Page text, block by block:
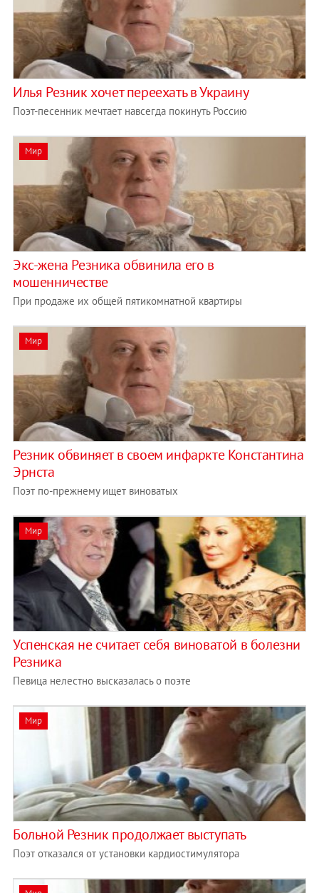
Илья Резник хочет переехать в Украину
Поэт-песенник мечтает навсегда покинуть Россию
Мир
Экс-жена Резника обвинила его в
мошенничестве
При продаже их общей пятикомнатной квартиры
Мир
Резник обвиняет в своем инфаркте Константина
Эрнста
Поэт по-прежнему ищет виноватых
Мир
Успенская не считает себя виноватой в болезни
Резника
Певица нелестно высказалась о поэте
Мир
Больной Резник продолжает выступать
Поэт отказался от установки кардиостимулятора